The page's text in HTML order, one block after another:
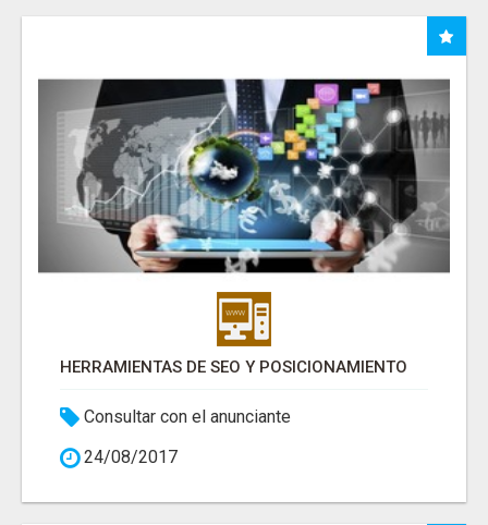
HERRAMIENTAS DE SEO Y POSICIONAMIENTO
Consultar con el anunciante
24/08/2017